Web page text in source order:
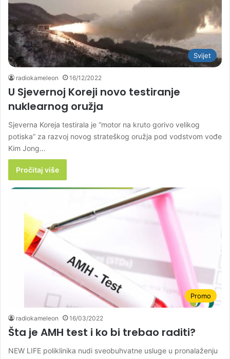
Svijet
radiokameleon 16/12/2022
U Sjevernoj Koreji novo testiranje
nuklearnog oružja
Sjeverna Koreja testirala je “motor na kruto gorivo velikog
potiska” za razvoj novog strateškog oružja pod vodstvom vođe
Kim Jong…
Pročitaj više
Promo
radiokameleon 16/03/2022
Šta je AMH test i ko bi trebao raditi?
NEW LIFE poliklinika nudi sveobuhvatne usluge u pronalaženju